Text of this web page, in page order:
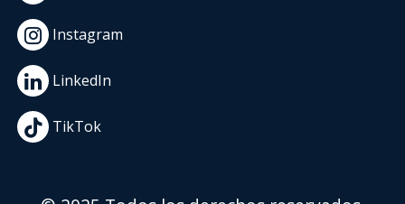
Instagram
LinkedIn
TikTok